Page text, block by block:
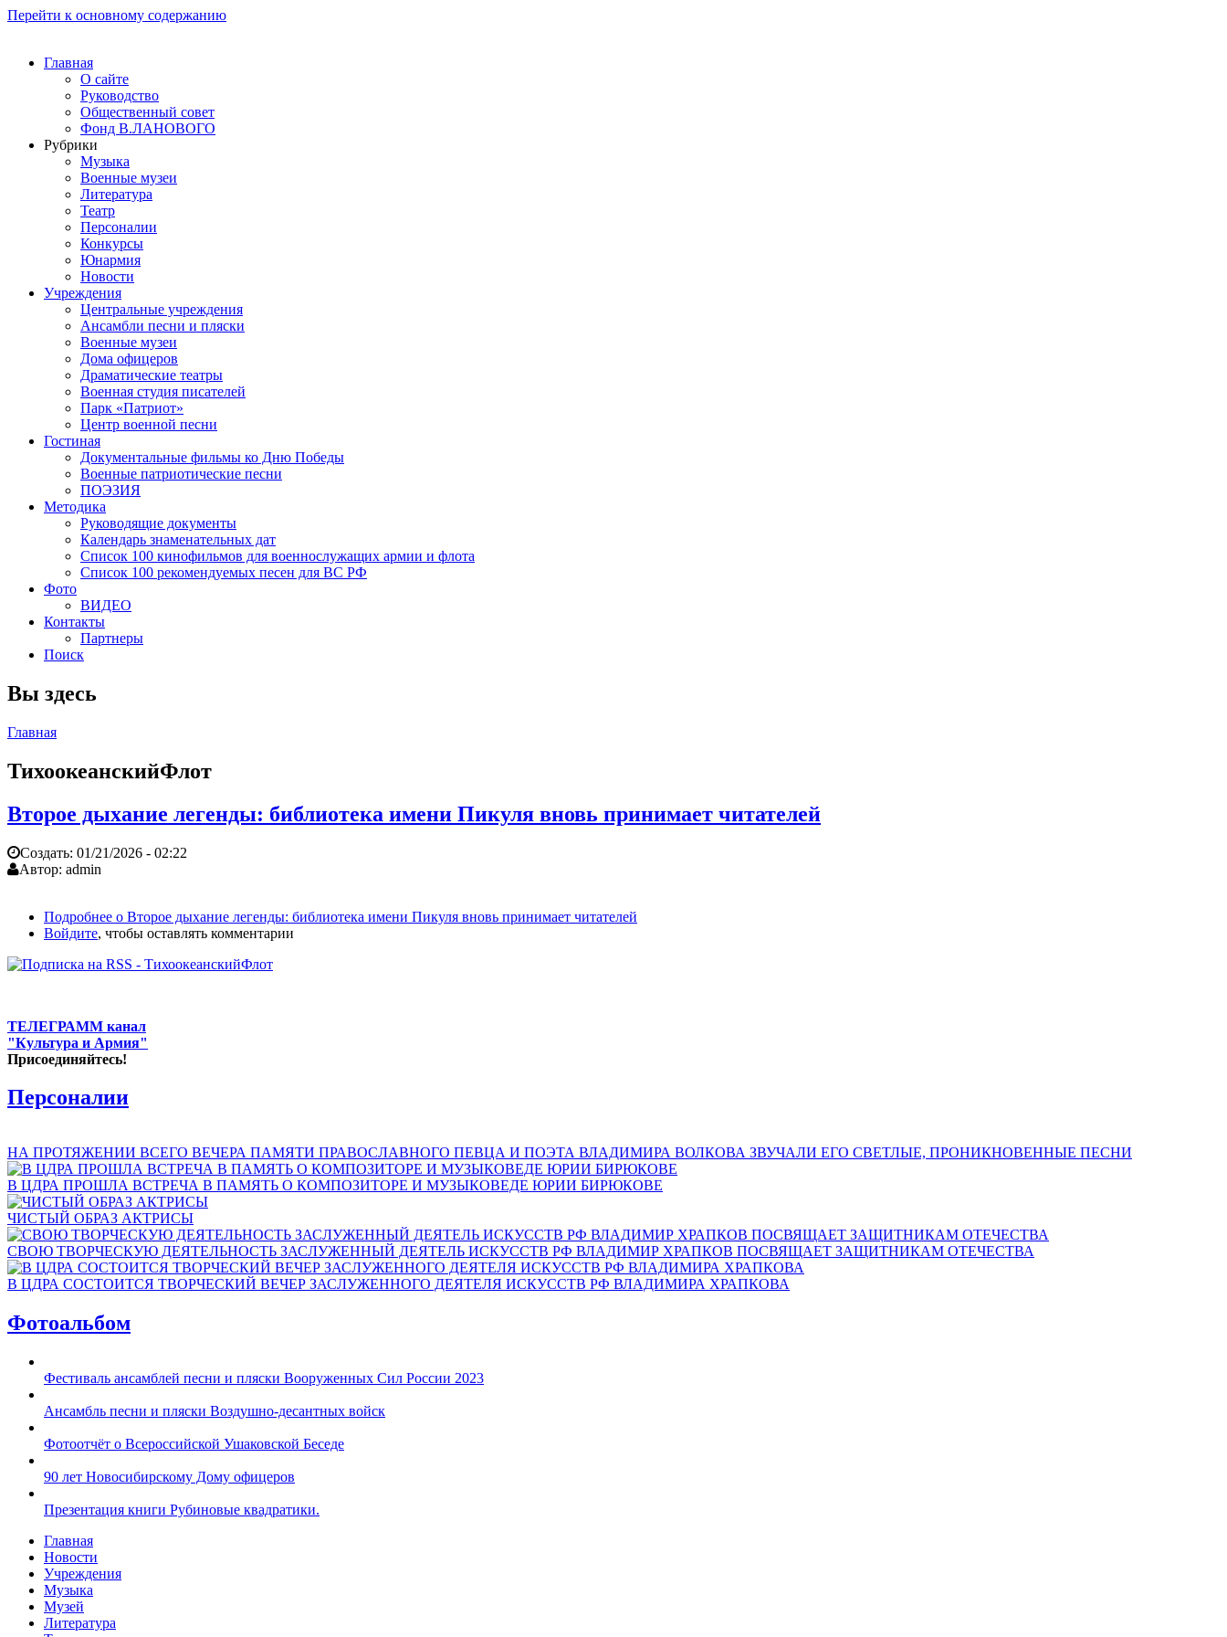
Перейти к основному содержанию
Главная
О сайте
Руководство
Общественный совет
Фонд В.ЛАНОВОГО
Рубрики
Музыка
Военные музеи
Литература
Театр
Персоналии
Конкурсы
Юнармия
Новости
Учреждения
Центральные учреждения
Ансамбли песни и пляски
Военные музеи
Дома офицеров
Драматические театры
Военная студия писателей
Парк «Патриот»
Центр военной песни
Гостиная
Документальные фильмы ко Дню Победы
Военные патриотические песни
ПОЭЗИЯ
Методика
Руководящие документы
Календарь знаменательных дат
Список 100 кинофильмов для военнослужащих армии и флота
Список 100 рекомендуемых песен для ВС РФ
Фото
ВИДЕО
Контакты
Партнеры
Поиск
Вы здесь
Главная
ТихоокеанскийФлот
Второе дыхание легенды: библиотека имени Пикуля вновь принимает читателей
Создать: 01/21/2026 - 02:22
Автор: admin
Подробнее о Второе дыхание легенды: библиотека имени Пикуля вновь принимает читателей
Войдите, чтобы оставлять комментарии
ТЕЛЕГРАММ канал
"Культура и Армия"
Присоединяйтесь!
Персоналии
НА ПРОТЯЖЕНИИ ВСЕГО ВЕЧЕРА ПАМЯТИ ПРАВОСЛАВНОГО ПЕВЦА И ПОЭТА ВЛАДИМИРА ВОЛКОВА ЗВУЧАЛИ ЕГО СВЕТЛЫЕ, ПРОНИКНОВЕННЫЕ ПЕСНИ
В ЦДРА ПРОШЛА ВСТРЕЧА В ПАМЯТЬ О КОМПОЗИТОРЕ И МУЗЫКОВЕДЕ ЮРИИ БИРЮКОВЕ
ЧИСТЫЙ ОБРАЗ АКТРИСЫ
СВОЮ ТВОРЧЕСКУЮ ДЕЯТЕЛЬНОСТЬ ЗАСЛУЖЕННЫЙ ДЕЯТЕЛЬ ИСКУССТВ РФ ВЛАДИМИР ХРАПКОВ ПОСВЯЩАЕТ ЗАЩИТНИКАМ ОТЕЧЕСТВА
В ЦДРА СОСТОИТСЯ ТВОРЧЕСКИЙ ВЕЧЕР ЗАСЛУЖЕННОГО ДЕЯТЕЛЯ ИСКУССТВ РФ ВЛАДИМИРА ХРАПКОВА
Фотоальбом
Фестиваль ансамблей песни и пляски Вооруженных Сил России 2023
Ансамбль песни и пляски Воздушно-десантных войск
Фотоотчёт о Всероссийской Ушаковской Беседе
90 лет Новосибирскому Дому офицеров
Презентация книги Рубиновые квадратики.
Главная
Новости
Учреждения
Музыка
Музей
Литература